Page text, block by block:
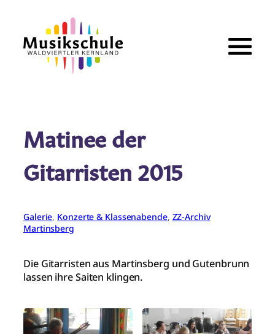
springen
Matinee der
Gitarristen 2015
Galerie, Konzerte & Klassenabende, ZZ-Archiv
Martinsberg
Die Gitarristen aus Martinsberg und Gutenbrunn
lassen ihre Saiten klingen.